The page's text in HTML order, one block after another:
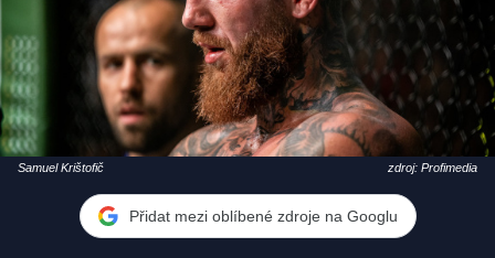
Samuel Krištofič zdroj: Profimedia
Přidat mezi oblíbené zdroje na Googlu